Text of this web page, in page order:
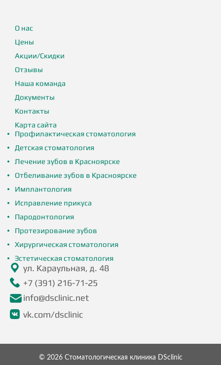
О нас
Цены
Акции/Скидки
Отзывы
Наша команда
Документы
Контакты
Карта сайта
Профилактическая стоматология
Детская стоматология
Лечение зубов в Красноярске
Отбеливание зубов в Красноярске
Имплантология
Исправление прикуса
Пародонтология
Протезирование зубов
Хирургическая стоматология
Эстетическая стоматология
ул. Караульная, д. 48
+7 (391) 216-71-25
info@dsclinic.net
vk.com/dsclinic
© 2026 Стоматологическая клиника DSclinic